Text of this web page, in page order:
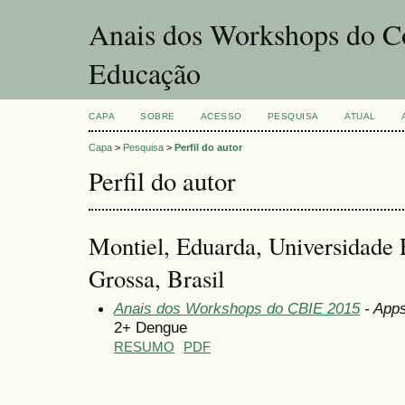
Anais dos Workshops do
Educação
CAPA SOBRE ACESSO PESQUISA ATUAL
Capa > Pesquisa > Perfil do autor
Perfil do autor
Montiel, Eduarda, Universidade
Grossa, Brasil
Anais dos Workshops do CBIE 2015-
2+ Dengue
RESUMO PDF